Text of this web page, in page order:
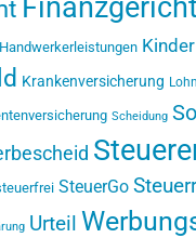
Finanzgericht
Handwerkerleistungen Kinder
Krankenversicherung
Scheidung
SteuerGo
Urteil